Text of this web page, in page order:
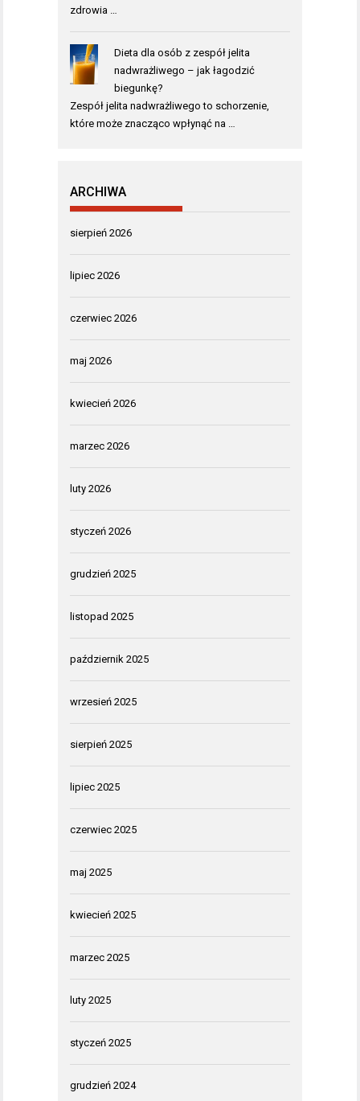
zdrowia …
Dieta dla osób z zespół jelita
nadwrażliwego – jak łagodzić
biegunkę?
Zespół jelita nadwrażliwego to schorzenie,
które może znacząco wpłynąć na …
ARCHIWA
sierpień 2026
lipiec 2026
czerwiec 2026
maj 2026
kwiecień 2026
marzec 2026
luty 2026
styczeń 2026
grudzień 2025
listopad 2025
październik 2025
wrzesień 2025
sierpień 2025
lipiec 2025
czerwiec 2025
maj 2025
kwiecień 2025
marzec 2025
luty 2025
styczeń 2025
grudzień 2024